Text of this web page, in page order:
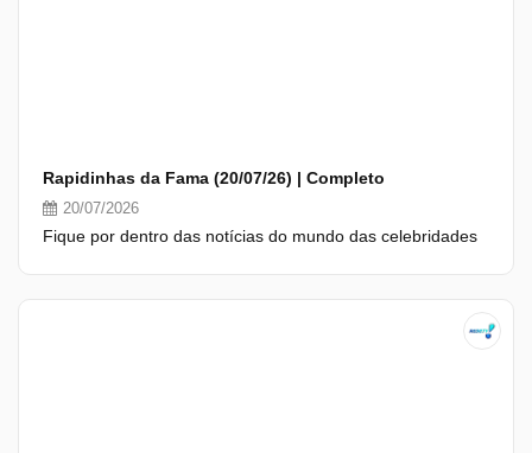
Rapidinhas da Fama (20/07/26) | Completo
20/07/2026
Fique por dentro das notícias do mundo das celebridades